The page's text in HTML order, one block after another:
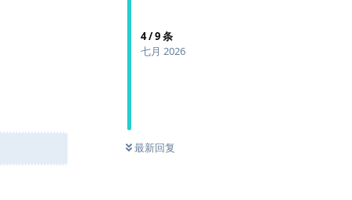
4/9条
七月 2026
最新回复